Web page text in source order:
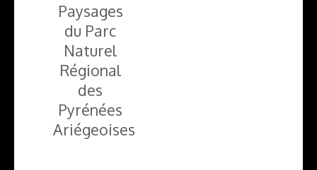
Paysages
du Parc
Naturel
Régional
des
Pyrénées
Ariégeoises